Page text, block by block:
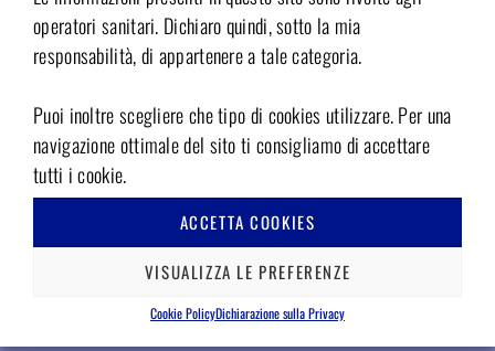
operatori sanitari. Dichiaro quindi, sotto la mia
responsabilità, di appartenere a tale categoria.
Puoi inoltre scegliere che tipo di cookies utilizzare. Per una
navigazione ottimale del sito ti consigliamo di accettare
tutti i cookie.
ACCETTA COOKIES
VISUALIZZA LE PREFERENZE
Cookie PolicyDichiarazione sulla Privacy
Aggiungere ai preferiti
INFO